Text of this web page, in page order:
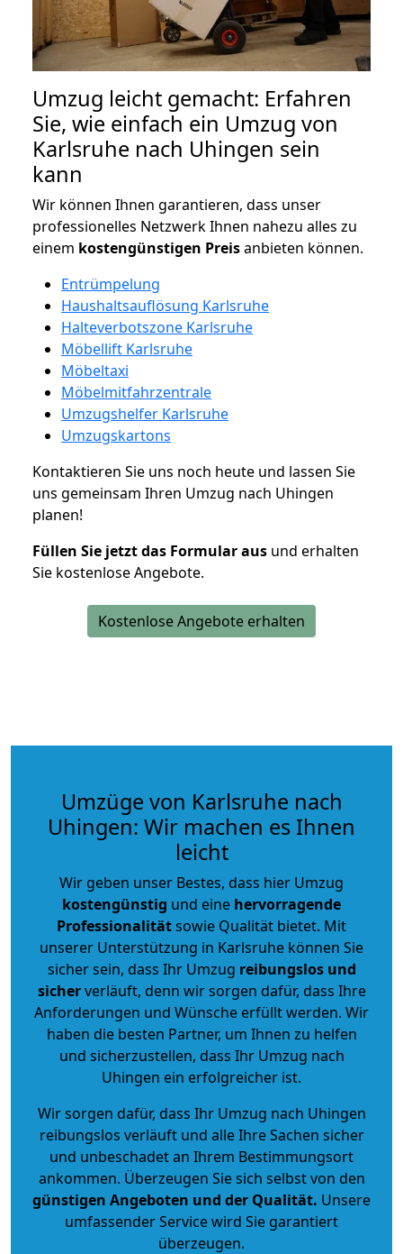
Umzug leicht gemacht: Erfahren
Sie, wie einfach ein Umzug von
Karlsruhe nach Uhingen sein
kann
Wir können Ihnen garantieren, dass unser
professionelles Netzwerk Ihnen nahezu alles zu
einem kostengünstigen Preisanbieten können.
Entrümpelung
Haushaltsauflösung Karlsruhe
Halteverbotszone Karlsruhe
Möbellift Karlsruhe
Möbeltaxi
Möbelmitfahrzentrale
Umzugshelfer Karlsruhe
Umzugskartons
Kontaktieren Sie uns noch heute und lassen Sie
uns gemeinsam Ihren Umzug nach Uhingen
planen!
Füllen Sie jetzt das Formular aus und erhalten
Sie kostenlose Angebote.
Kostenlose Angebote erhalten
Umzüge von Karlsruhe nach
Uhingen: Wir machen es Ihnen
leicht
Wir geben unser Bestes, dass hier Umzug
kostengünstig und eine hervorragende
Professionalitätsowie Qualität bietet. Mit
unserer Unterstützung in Karlsruhe können Sie
sicher sein, dass Ihr Umzug reibungslos und
sicherverläuft, denn wir sorgen dafür, dass Ihre
Anforderungen und Wünsche erfüllt werden. Wir
haben die besten Partner, um Ihnen zu helfen
und sicherzustellen, dass Ihr Umzug nach
Uhingen ein erfolgreicher ist.
Wir sorgen dafür, dass Ihr Umzug nach Uhingen
reibungslos verläuft und alle Ihre Sachen sicher
und unbeschadet an Ihrem Bestimmungsort
ankommen. Überzeugen Sie sich selbst von den
günstigen Angeboten und der Qualität. Unsere
umfassender Service wird Sie garantiert
überzeugen.